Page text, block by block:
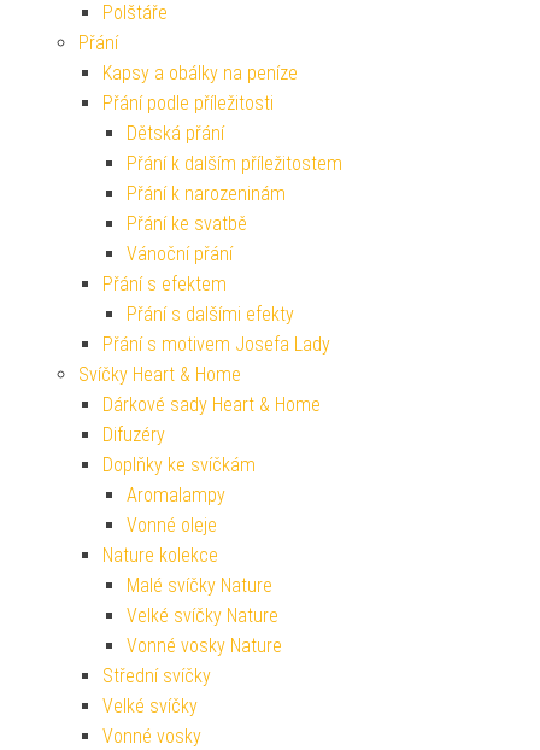
Polštáře
Přání
Kapsy a obálky na peníze
Přání podle příležitosti
Dětská přání
Přání k dalším příležitostem
Přání k narozeninám
Přání ke svatbě
Vánoční přání
Přání s efektem
Přání s dalšími efekty
Přání s motivem Josefa Lady
Svíčky Heart & Home
Dárkové sady Heart & Home
Difuzéry
Doplňky ke svíčkám
Aromalampy
Vonné oleje
Nature kolekce
Malé svíčky Nature
Velké svíčky Nature
Vonné vosky Nature
Střední svíčky
Velké svíčky
Vonné vosky